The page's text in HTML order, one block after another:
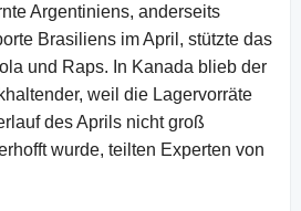
Argentiniens, anderseits
Brasiliens im April, stützte das
und Raps. In Kanada blieb der
weil die Lagervorräte
des Aprils nicht groß
wurde, teilten Experten von